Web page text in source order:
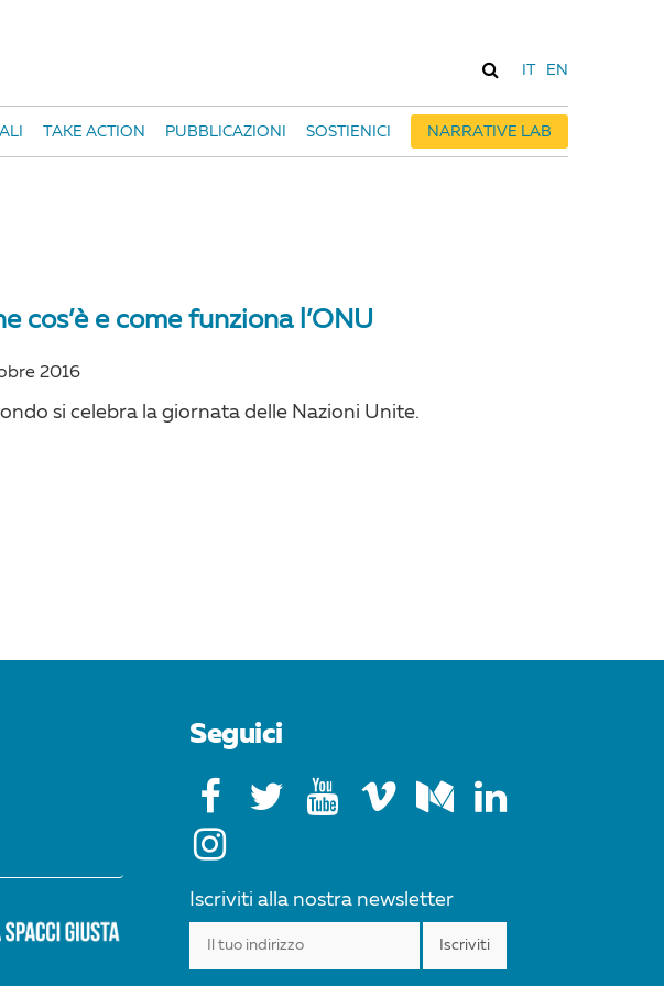
EN
TAKE ACTION PUBBLICAZIONI SOSTIENICI NARRATIVE LAB
cos’è e come funziona l’ONU
2016
si celebra la giornata delle Nazioni Unite.
Seguici
Iscriviti alla nostra newsletter